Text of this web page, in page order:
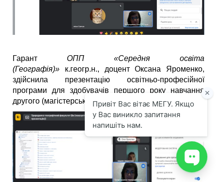
ГарантОПП «Середня освіта
(Географія)» к.геогр.н., доцент Оксана Яроменко,
здійснила презентацію освітньо-професійної
програми для здобувачів першого року навчання
другого (магістерського) рівня вищої освіти.